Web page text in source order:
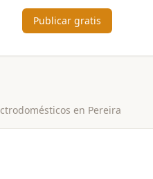
Publicar gratis
en Pereira